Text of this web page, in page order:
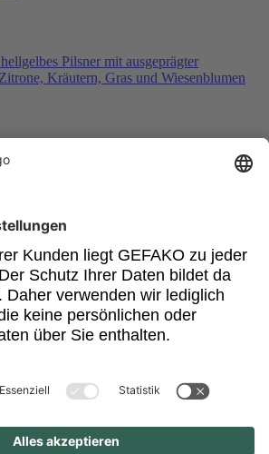
Pilsner mit ausgeprägter
Kräutern, Gras und Wiesenblumen
Bierneulinge - kurz, alle
Barrierefrei
KG
bin leider noch unter 16 Jahre alt.